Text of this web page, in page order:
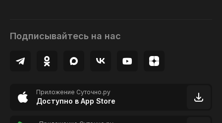
Подписывайтесь на нас
Приложение Суточно.ру
Доступно в App Store